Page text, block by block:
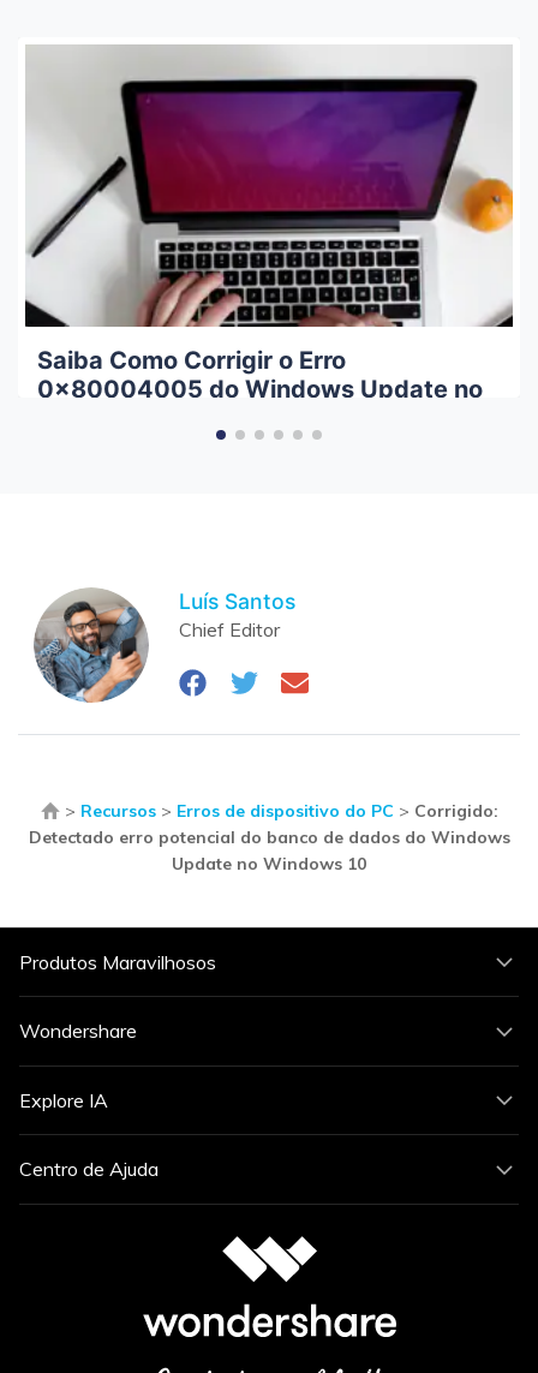
Saiba Como Corrigir o Erro
0x80004005 do Windows Update no
Luís Santos
Chief Editor
> Recursos> Erros de dispositivo do PC > Corrigido:
Detectado erro potencial do banco de dados do Windows
Update no Windows 10
Produtos Maravilhosos
Wondershare
Explore IA
Centro de Ajuda